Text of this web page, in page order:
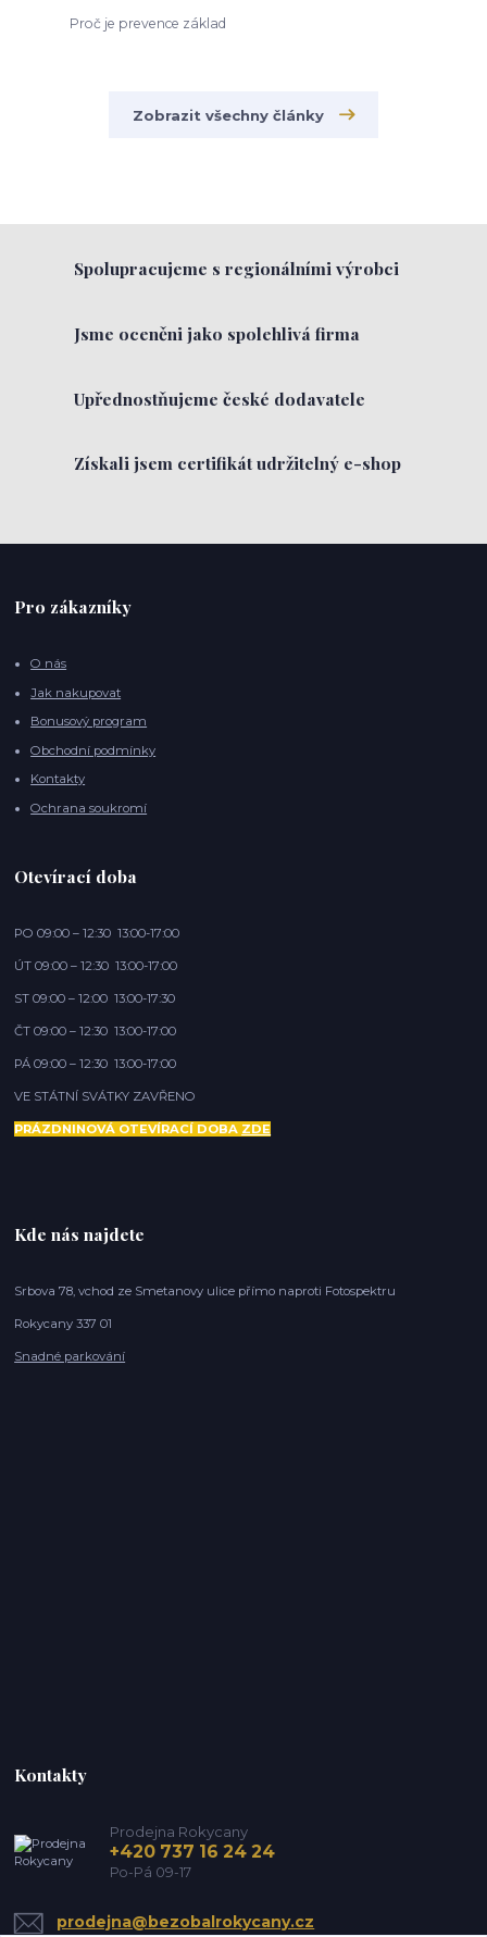
Proč je prevence základ
Zobrazit všechny články
Spolupracujeme s regionálními výrobci
Jsme oceněni jako spolehlivá firma
Upřednostňujeme české dodavatele
Získali jsem certifikát udržitelný e-shop
Pro zákazníky
O nás
Jak nakupovat
Bonusový program
Obchodní podmínky
Kontakty
Ochrana soukromí
Otevírací doba
PO 09:00 – 12:30 13:00-17:00
ÚT 09:00 – 12:30 13:00-17:00
ST 09:00 – 12:00 13:00-17:30
ČT 09:00 – 12:30 13:00-17:00
PÁ 09:00 – 12:30 13:00-17:00
VE STÁTNÍ SVÁTKY ZAVŘENO
PRÁZDNINOVÁ OTEVÍRACÍ DOBA ZDE
Kde nás najdete
Srbova 78, vchod ze Smetanovy ulice přímo naproti Fotospektru
Rokycany 337 01
Snadné parkování
Kontakty
Prodejna Rokycany
+420 737 16 24 24
Po-Pá 09-17
prodejna@bezobalrokycany.cz